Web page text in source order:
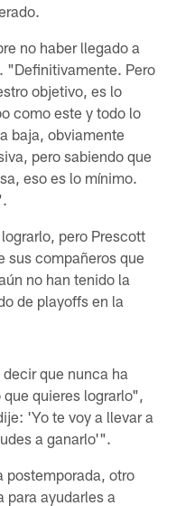
no haber llegado a
"Definitivamente. Pero
objetivo, es lo
como este y todo lo
baja, obviamente
pero sabiendo que
eso es lo mínimo.
pero Prescott
sus compañeros que
no han tenido la
de playoffs en la
que nunca ha
quieres lograrlo",
'Yo te voy a llevar a
a ganarlo'".
postemporada, otro
para ayudarles a